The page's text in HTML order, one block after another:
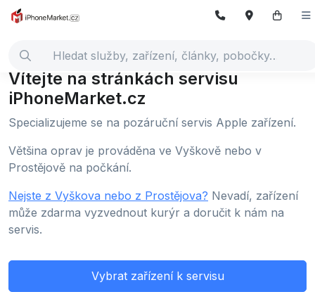
Vítejte na stránkách servisu
iPhoneMarket.cz
Specializujeme se na pozáruční servis Apple zařízení.
Většina oprav je prováděna ve Vyškově nebo v
Prostějově na počkání.
Nejste z Vyškova nebo z Prostějova? Nevadí, zařízení
může zdarma vyzvednout kurýr a doručit k nám na
servis.
Vybrat zařízení k servisu